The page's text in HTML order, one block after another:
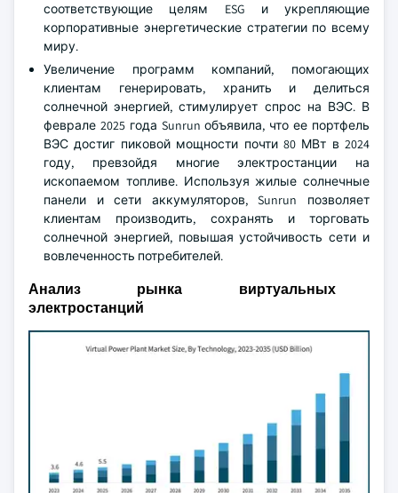
соответствующие целям ESG и укрепляющие
корпоративные энергетические стратегии по всему
миру.
Увеличение программ компаний, помогающих
клиентам генерировать, хранить и делиться
солнечной энергией, стимулирует спрос на ВЭС. В
феврале 2025 года Sunrun объявила, что ее портфель
ВЭС достиг пиковой мощности почти 80 МВт в 2024
году, превзойдя многие электростанции на
ископаемом топливе. Используя жилые солнечные
панели и сети аккумуляторов, Sunrun позволяет
клиентам производить, сохранять и торговать
солнечной энергией, повышая устойчивость сети и
вовлеченность потребителей.
Анализ рынка виртуальных
электростанций